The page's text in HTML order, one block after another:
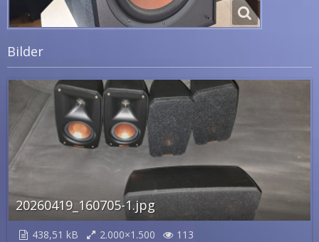
Bilder
20260419_160705-1.jpg
438,51 kB 2.000×1.500 113